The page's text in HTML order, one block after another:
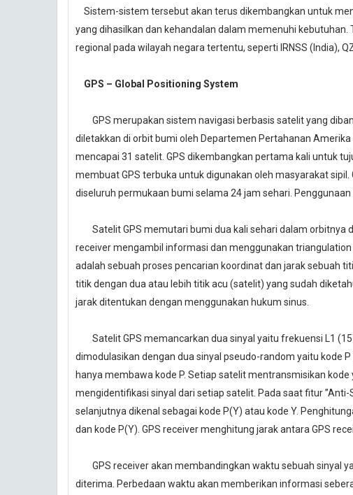
Sistem-sistem tersebut akan terus dikembangkan untuk
yang dihasilkan dan kehandalan dalam memenuhi
regional pada wilayah negara tertentu, seperti IRNSS (India),
GPS – Global Positioning System
GPS merupakan sistem navigasi berbasis satelit yang
diletakkan di orbit bumi oleh Departemen Pertahanan
mencapai 31 satelit. GPS dikembangkan pertama kali untuk
membuat GPS terbuka untuk digunakan oleh masyarakat
diseluruh permukaan bumi selama 24 jam sehari. Penggunaan
Satelit GPS memutari bumi dua kali sehari dalam orbitnya
receiver mengambil informasi dan menggunakan
adalah sebuah proses pencarian koordinat dan jarak sebuah
titik dengan dua atau lebih titik acu (satelit) yang sudah
jarak ditentukan dengan menggunakan hukum sinus.
Satelit GPS memancarkan dua sinyal yaitu frekuensi L1
dimodulasikan dengan dua sinyal pseudo-random yaitu kode
hanya membawa kode P. Setiap satelit mentransmisikan
mengidentifikasi sinyal dari setiap satelit. Pada saat fitur
selanjutnya dikenal sebagai kode P(Y) atau kode Y.
dan kode P(Y). GPS receiver menghitung jarak antara GPS
GPS receiver akan membandingkan waktu sebuah sinyal
diterima. Perbedaan waktu akan memberikan informasi